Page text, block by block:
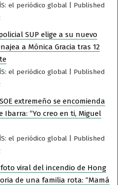
el periódico global
Published
SUP elige a su nuevo
a Mónica Gracia tras 12
el periódico global
Published
extremeño se encomienda
Ibarra: “Yo creo en ti, Miguel
el periódico global
Published
viral del incendio de Hong
de una familia rota: “Mamá